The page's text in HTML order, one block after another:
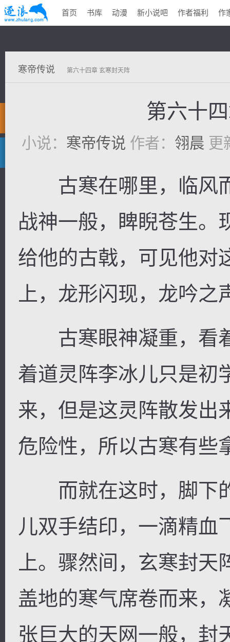
首页 书库 动漫 新小说吧 作者福利 作
寒帝传说 第六十四章 玄寒封天阵
第六十
小说： 寒帝传说 作者： 翎晨 更
古寒在哪里，临风
战神一般，睥睨苍生。
给他的古戟，可见他对
上，龙形闪现，龙吟之
古寒眼神凝重，看
着道灵阵李冰儿只是初
来，但是这灵阵散发出
危险性，所以古寒有些
而就在这时，脚下
儿双手结印，一滴精血
上。骤然间，玄寒封
盖地的寒气席卷而来，
张巨大的天网一般，封